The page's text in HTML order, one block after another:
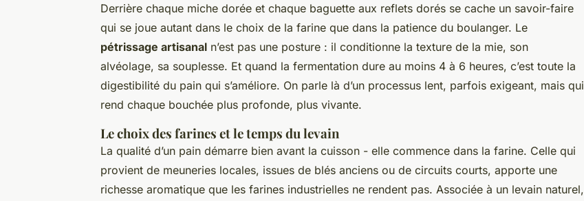
Derrière chaque miche dorée et chaque baguette aux reflets dorés se cache un savoir-faire
qui se joue autant dans le choix de la farine que dans la patience du boulanger. Le
pétrissage artisanal n’est pas une posture : il conditionne la texture de la mie, son
alvéolage, sa souplesse. Et quand la fermentation dure au moins 4 à 6 heures, c’est toute la
digestibilité du pain qui s’améliore. On parle là d’un processus lent, parfois exigeant, mais qui
rend chaque bouchée plus profonde, plus vivante.
Le choix des farines et le temps du levain
La qualité d’un pain démarre bien avant la cuisson - elle commence dans la farine. Celle qui
provient de meuneries locales, issues de blés anciens ou de circuits courts, apporte une
richesse aromatique que les farines industrielles ne rendent pas. Associée à un levain naturel,